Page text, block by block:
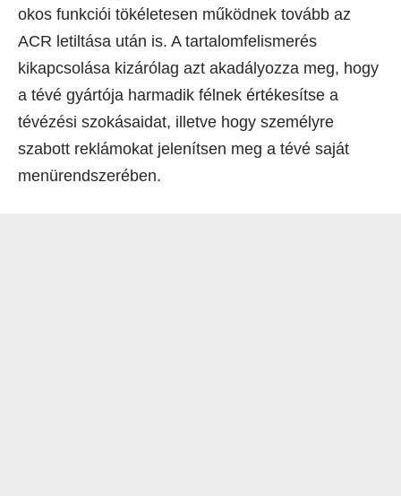
okos funkciói tökéletesen működnek tovább az
ACR letiltása után is. A tartalomfelismerés
kikapcsolása kizárólag azt akadályozza meg, hogy
a tévé gyártója harmadik félnek értékesítse a
tévézési szokásaidat, illetve hogy személyre
szabott reklámokat jelenítsen meg a tévé saját
menürendszerében.